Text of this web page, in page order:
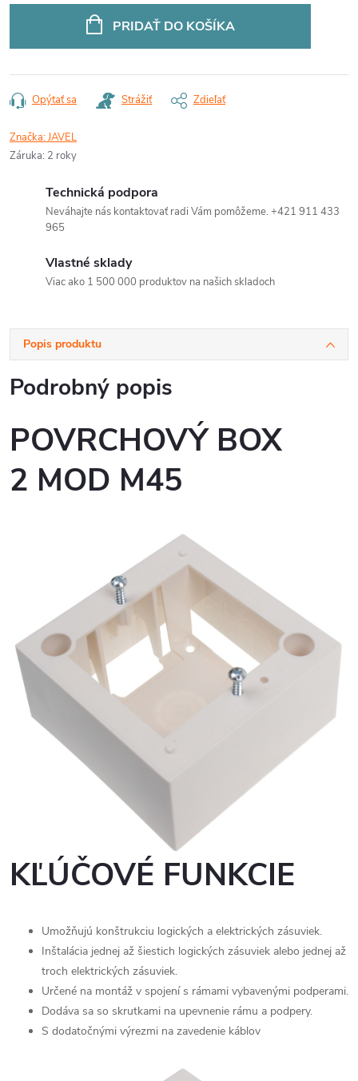
PRIDAŤ DO KOŠÍKA
Opýtať sa Strážiť Zdieľať
Značka:JAVEL
Záruka: 2 roky
Technická podpora
Neváhajte nás kontaktovať radi Vám pomôžeme. +421 911 433
965
Vlastné sklady
Viac ako 1 500 000 produktov na našich skladoch
Popis produktu
Podrobný popis
POVRCHOVÝ BOX
2 MOD M45
KĽÚČOVÉ FUNKCIE
Umožňujú konštrukciu logických a elektrických zásuviek.
Inštalácia jednej až šiestich logických zásuviek alebo jednej až
troch elektrických zásuviek.
Určené na montáž v spojení s rámami vybavenými podperami.
Dodáva sa so skrutkami na upevnenie rámu a podpery.
S dodatočnými výrezmi na zavedenie káblov